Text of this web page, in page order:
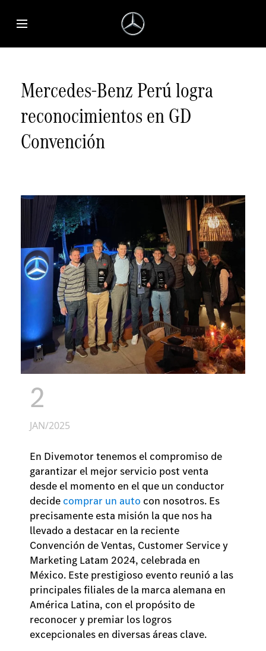
Saltar al contenido principal
Abrir menú de accesibilidad
Mercedes-Benz Perú logra
reconocimientos en GD
Convención
2
JAN/2025
En Divemotor tenemos el compromiso de
garantizar el mejor servicio post venta
desde el momento en el que un conductor
decide comprar un auto con nosotros. Es
precisamente esta misión la que nos ha
llevado a destacar en la reciente
Convención de Ventas, Customer Service y
Marketing Latam 2024, celebrada en
México. Este prestigioso evento reunió a las
principales filiales de la marca alemana en
América Latina, con el propósito de
reconocer y premiar los logros
excepcionales en diversas áreas clave.